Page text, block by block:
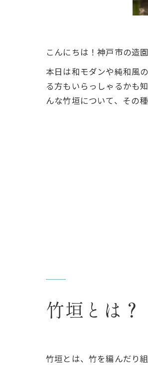
こんにちは！神戸市の造
本日は和モダンや純和風
る方もいらっしゃるかも
んな竹垣について、その
竹垣とは？
竹垣とは、竹を編んだり